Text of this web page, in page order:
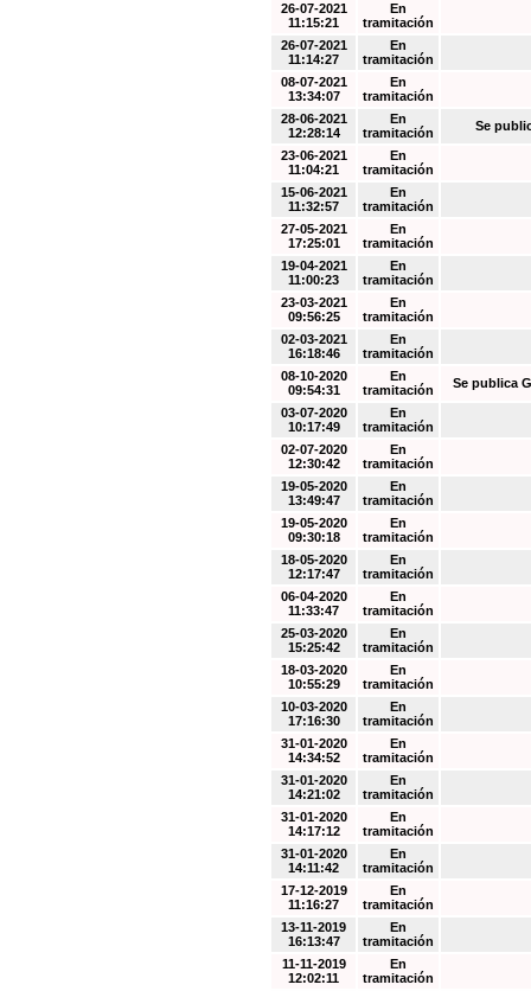
26-07-2021
11:15:21
En
tramitación
26-07-2021
11:14:27
En
tramitación
08-07-2021
13:34:07
En
tramitación
28-06-2021
12:28:14
En
tramitación
Se
23-06-2021
11:04:21
En
tramitación
15-06-2021
11:32:57
En
tramitación
27-05-2021
17:25:01
En
tramitación
19-04-2021
11:00:23
En
tramitación
23-03-2021
09:56:25
En
tramitación
02-03-2021
16:18:46
En
tramitación
08-10-2020
09:54:31
En
tramitación
Se publica
03-07-2020
10:17:49
En
tramitación
02-07-2020
12:30:42
En
tramitación
19-05-2020
13:49:47
En
tramitación
19-05-2020
09:30:18
En
tramitación
18-05-2020
12:17:47
En
tramitación
06-04-2020
11:33:47
En
tramitación
25-03-2020
15:25:42
En
tramitación
18-03-2020
10:55:29
En
tramitación
10-03-2020
17:16:30
En
tramitación
31-01-2020
14:34:52
En
tramitación
31-01-2020
14:21:02
En
tramitación
31-01-2020
14:17:12
En
tramitación
31-01-2020
14:11:42
En
tramitación
17-12-2019
11:16:27
En
tramitación
13-11-2019
16:13:47
En
tramitación
11-11-2019
12:02:11
En
tramitación